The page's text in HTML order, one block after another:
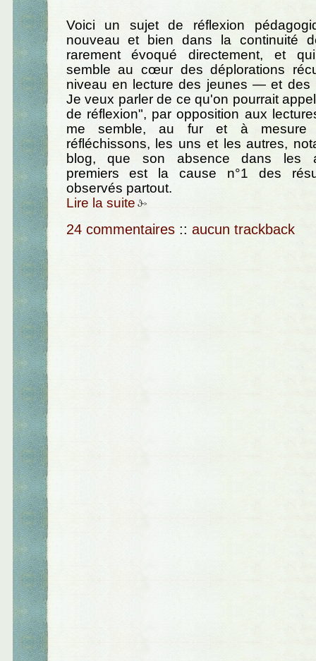
Voici un sujet de réflexion
nouveau et bien dans la continuité
rarement évoqué directement, et
semble au cœur des déplorations
niveau en lecture des jeunes — et des
Je veux parler de ce qu'on pourrait
de réflexion", par opposition aux
me semble, au fur et à
réfléchissons, les uns et les autres,
blog, que son absence dans les
premiers est la cause n°1 des
observés partout.
Lire la suite
24 commentaires :: aucun trackback